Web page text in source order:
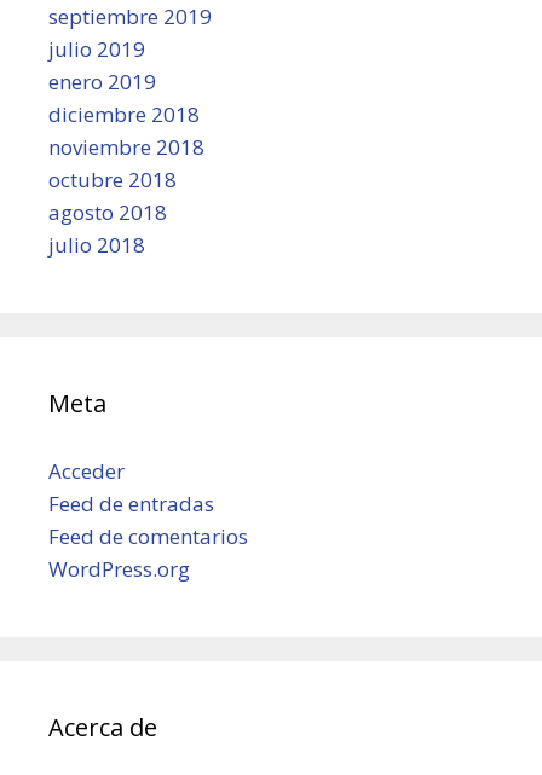
septiembre 2019
julio 2019
enero 2019
diciembre 2018
noviembre 2018
octubre 2018
agosto 2018
julio 2018
Meta
Acceder
Feed de entradas
Feed de comentarios
WordPress.org
Acerca de